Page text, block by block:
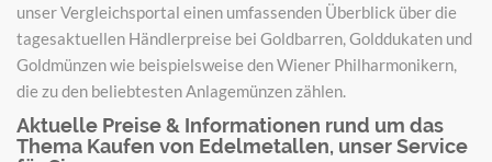
unser Vergleichsportal einen umfassenden Überblick über die
tagesaktuellen Händlerpreise bei Goldbarren, Golddukaten und
Goldmünzen wie beispielsweise den Wiener Philharmonikern,
die zu den beliebtesten Anlagemünzen zählen.
Aktuelle Preise & Informationen rund um das
Thema Kaufen von Edelmetallen, unser Service